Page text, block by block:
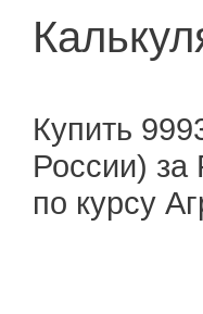
Купить
России)
по курсу